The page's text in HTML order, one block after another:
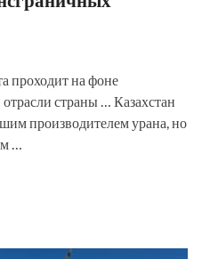
проходит на фоне
страны … Казахстан
производителем урана, но
…